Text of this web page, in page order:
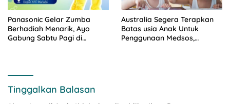
Panasonic Gelar Zumba
Berhadiah Menarik, Ayo
Gabung Sabtu Pagi di
Australia Segera Terapkan
Batas usia Anak Untuk
Penggunaan Medsos,
Tinggalkan Balasan